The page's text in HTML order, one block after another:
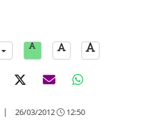
| 26/03/2012 12:50